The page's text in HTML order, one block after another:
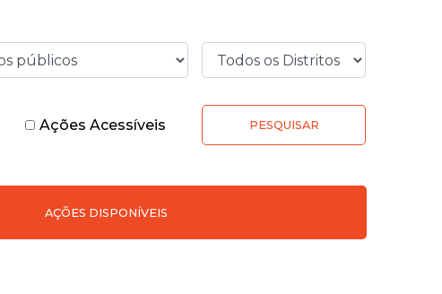
Ações Acessíveis PESQUISAR
AÇÕES DISPONÍVEIS